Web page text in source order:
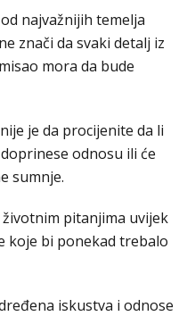
najvažnijih temelja
znači da svaki detalj iz
mora da bude
je da procijenite da li
odnosu ili će
sumnje.
pitanjima uvijek
koje bi ponekad trebalo
iskustva i odnose